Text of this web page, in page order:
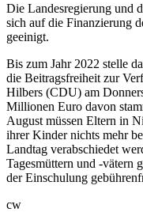
Die Landesregierung und
sich auf die Finanzierung
geeinigt.
Bis zum Jahr 2022 stelle
die Beitragsfreiheit zur
Hilbers (CDU) am
Millionen Euro davon
August müssen Eltern in
ihrer Kinder nichts mehr
Landtag verabschiedet
Tagesmüttern und -vätern
der Einschulung
cw